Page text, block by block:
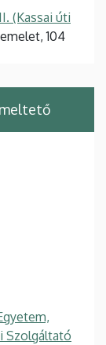
(Kassai úti
emelet, 104
Szolgáltató